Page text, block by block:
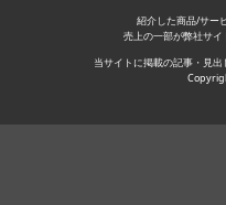
紹介した商品/サー
売上の一部が弊社サイ
当サイトに掲載の記事・見出